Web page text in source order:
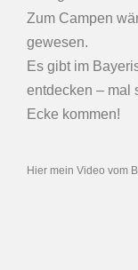
Zum Campen
gewesen.
Es gibt im
entdecken – mal
Ecke kommen!
Hier mein Video vom